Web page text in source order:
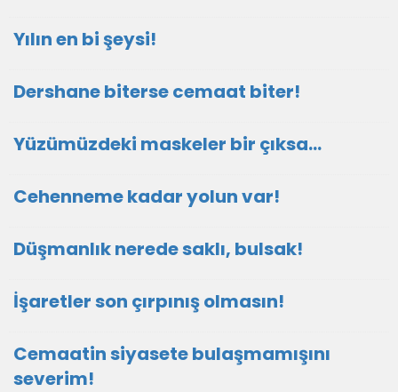
Yılın en bi şeysi!
Dershane biterse cemaat biter!
Yüzümüzdeki maskeler bir çıksa…
Cehenneme kadar yolun var!
Düşmanlık nerede saklı, bulsak!
İşaretler son çırpınış olmasın!
Cemaatin siyasete bulaşmamışını
severim!